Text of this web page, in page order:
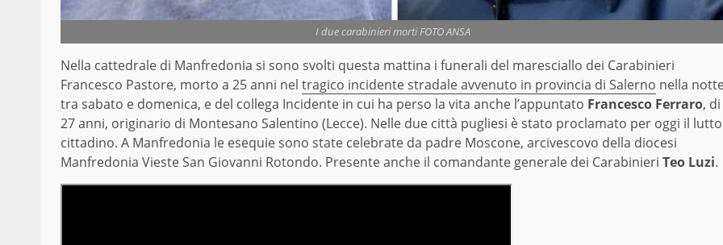
I due carabinieri morti FOTO ANSA
Nella cattedrale di Manfredonia si sono svolti questa mattina i funerali del maresciallo dei Carabinieri
Francesco Pastore, morto a 25 anni nel tragico incidente stradale avvenuto in provincia di Salerno nella
tra sabato e domenica, e del collega Incidente in cui ha perso la vita anche l’appuntato Francesco Ferraro, di
27 anni, originario di Montesano Salentino (Lecce). Nelle due città pugliesi è stato proclamato per oggi il lutto
cittadino. A Manfredonia le esequie sono state celebrate da padre Moscone, arcivescovo della diocesi
Manfredonia Vieste San Giovanni Rotondo. Presente anche il comandante generale dei Carabinieri Teo Luzi.